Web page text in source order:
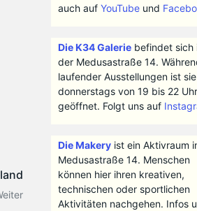
auch auf YouTubeund
Die K34 Galeriebefindet sich
der Medusastraße 14.
laufender Ausstellungen ist sie
donnerstags von 19 bis 22 Uhr
geöffnet. Folgt uns auf
Die Makeryist ein Aktivraum
Medusastraße 14. Menschen
können hier ihren kreativen,
technischen oder sportlichen
Aktivitäten nachgehen. Infos